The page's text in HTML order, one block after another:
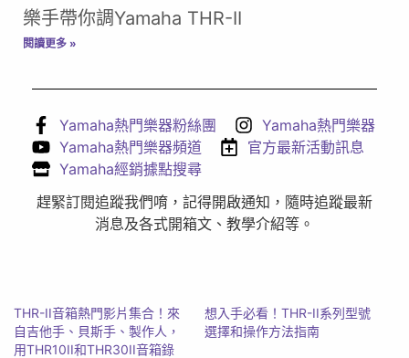
樂手帶你調Yamaha THR-II
閱讀更多 »
Yamaha熱門樂器粉絲團
Yamaha熱門樂器
Yamaha熱門樂器頻道
官方最新活動訊息
Yamaha經銷據點搜尋
趕緊訂閱追蹤我們唷，記得開啟通知，隨時追蹤最新
消息及各式開箱文、教學介紹等。
THR-II音箱熱門影片集合！來
自吉他手、貝斯手、製作人，
用THR10II和THR30II音箱錄
想入手必看！THR-II系列型號
選擇和操作方法指南